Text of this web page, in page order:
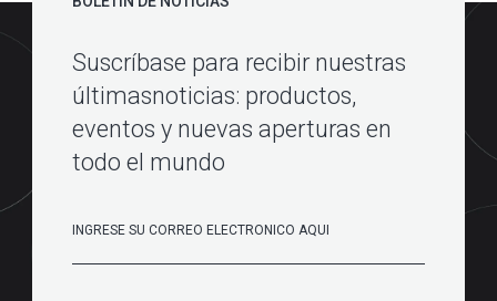
Suscríbase para recibir nuestras
últimasnoticias: productos,
eventos y nuevas aperturas en
todo el mundo